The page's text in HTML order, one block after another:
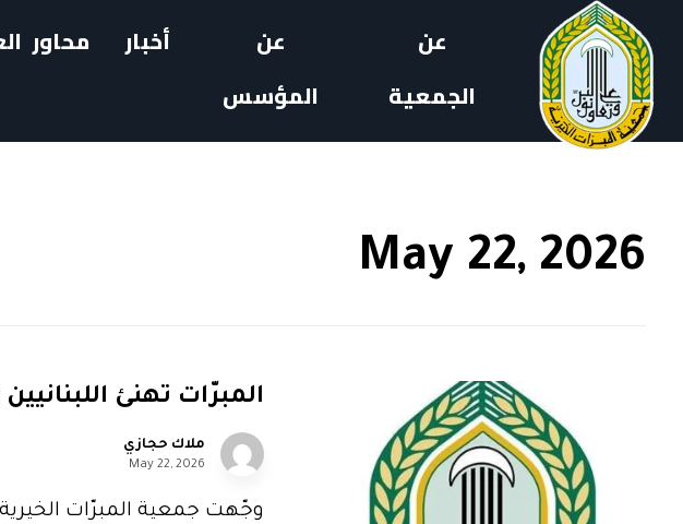
عن
الجمعية
عن
المؤسس
أخبار محاور
May 22, 2026
المبرّات تهنئ
ملاك حجازي
May 22, 2026
وجّهت جمعية المبرّات الخيرية